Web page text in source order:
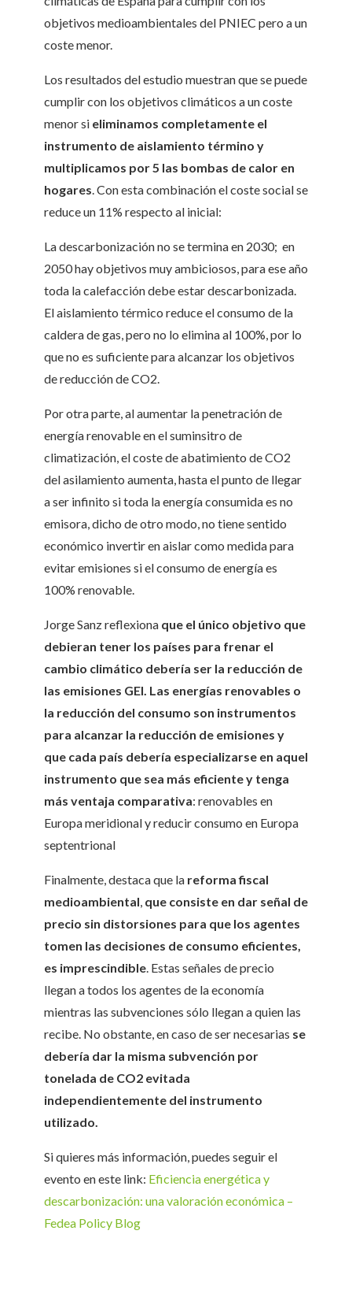
objetivos medioambientales del PNIEC pero a un
coste menor.
Los resultados del estudio muestran que se puede
cumplir con los objetivos climáticos a un coste
menor si eliminamos completamente el
instrumento de aislamiento término y
multiplicamos por 5 las bombas de calor en
hogares. Con esta combinación el coste social se
reduce un 11% respecto al inicial:
La descarbonización no se termina en 2030; en
2050 hay objetivos muy ambiciosos, para ese año
toda la calefacción debe estar descarbonizada.
El aislamiento térmico reduce el consumo de la
caldera de gas, pero no lo elimina al 100%, por lo
que no es suficiente para alcanzar los objetivos
de reducción de CO2.
Por otra parte, al aumentar la penetración de
energía renovable en el suminsitro de
climatización, el coste de abatimiento de CO2
del asilamiento aumenta, hasta el punto de llegar
a ser infinito si toda la energía consumida es no
emisora, dicho de otro modo, no tiene sentido
económico invertir en aislar como medida para
evitar emisiones si el consumo de energía es
100% renovable.
Jorge Sanz reflexiona que el único objetivo que
debieran tener los países para frenar el
cambio climático debería ser la reducción de
las emisiones GEI. Las energías renovables o
la reducción del consumo son instrumentos
para alcanzar la reducción de emisiones y
que cada país debería especializarse en aquel
instrumento que sea más eficiente y tenga
más ventaja comparativa: renovables en
Europa meridional y reducir consumo en Europa
septentrional
Finalmente, destaca que la reforma fiscal
medioambiental, que consiste en dar señal de
precio sin distorsiones para que los agentes
tomen las decisiones de consumo eficientes,
es imprescindible. Estas señales de precio
llegan a todos los agentes de la economía
mientras las subvenciones sólo llegan a quien las
recibe. No obstante, en caso de ser necesarias se
debería dar la misma subvención por
tonelada de CO2 evitada
independientemente del instrumento
utilizado.
Si quieres más información, puedes seguir el
evento en este link: Eficiencia energética y
descarbonización: una valoración económica –
Fedea Policy Blog